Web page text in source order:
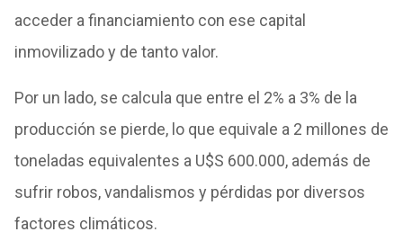
acceder a financiamiento con ese capital
inmovilizado y de tanto valor.
Por un lado, se calcula que entre el 2% a 3% de la
producción se pierde, lo que equivale a 2 millones de
toneladas equivalentes a U$S 600.000, además de
sufrir robos, vandalismos y pérdidas por diversos
factores climáticos.